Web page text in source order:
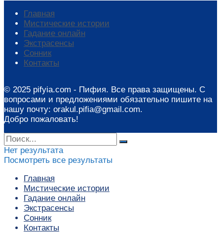
Главная
Мистические истории
Гадание онлайн
Экстрасенсы
Сонник
Контакты
© 2025 pifyia.com - Пифия. Все права защищены. С
вопросами и предложениями обязательно пишите на
нашу почту: orakul.pifia@gmail.com.
Добро пожаловать!
Нет результата
Посмотреть все результаты
Главная
Мистические истории
Гадание онлайн
Экстрасенсы
Сонник
Контакты